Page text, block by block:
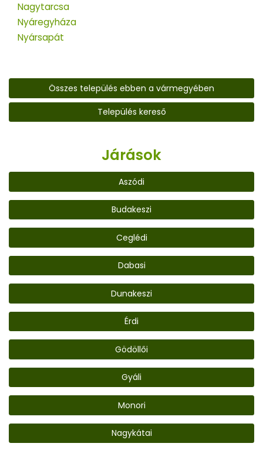
Nagytarcsa
Nyáregyháza
Nyársapát
Összes település ebben a vármegyében
Település kereső
Járások
Aszódi
Budakeszi
Ceglédi
Dabasi
Dunakeszi
Érdi
Gödöllői
Gyáli
Monori
Nagykátai